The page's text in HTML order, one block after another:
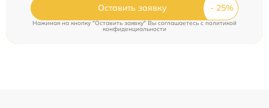
Оставить заявку
Нажимая на кнопку "Оставить заявку" Вы соглашаетесь cполитикой
конфиденциальности